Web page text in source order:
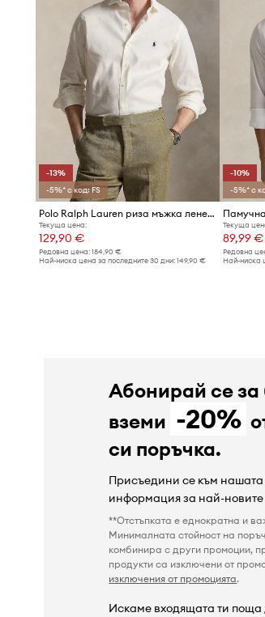
-13%
-5%* с код: FS
Polo Ralph Lauren риза мъжка ленена
Текуща цена:
129,90 €
Редовна цена: 184,90 €
Най-ниска цена за последните 30 дни: 149,90 €
-10%
-5%* с
Текуща
89,99 €
Редовна
Най-ниска
Абонирай се
вземи -20%
си поръчка.
Присъедини се към
информация за най-
**Отстъпката е еднократна и
Минималната стойност на
комбинира с други промоции,
продукти са изключени от
изключения от промоцията.
Искаме входящата ти поща